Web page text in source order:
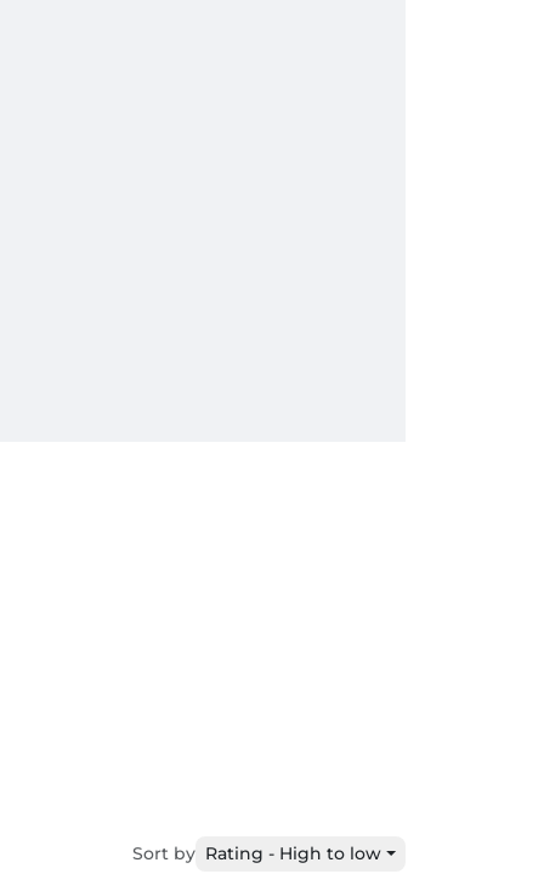
Sort by Rating - High to low